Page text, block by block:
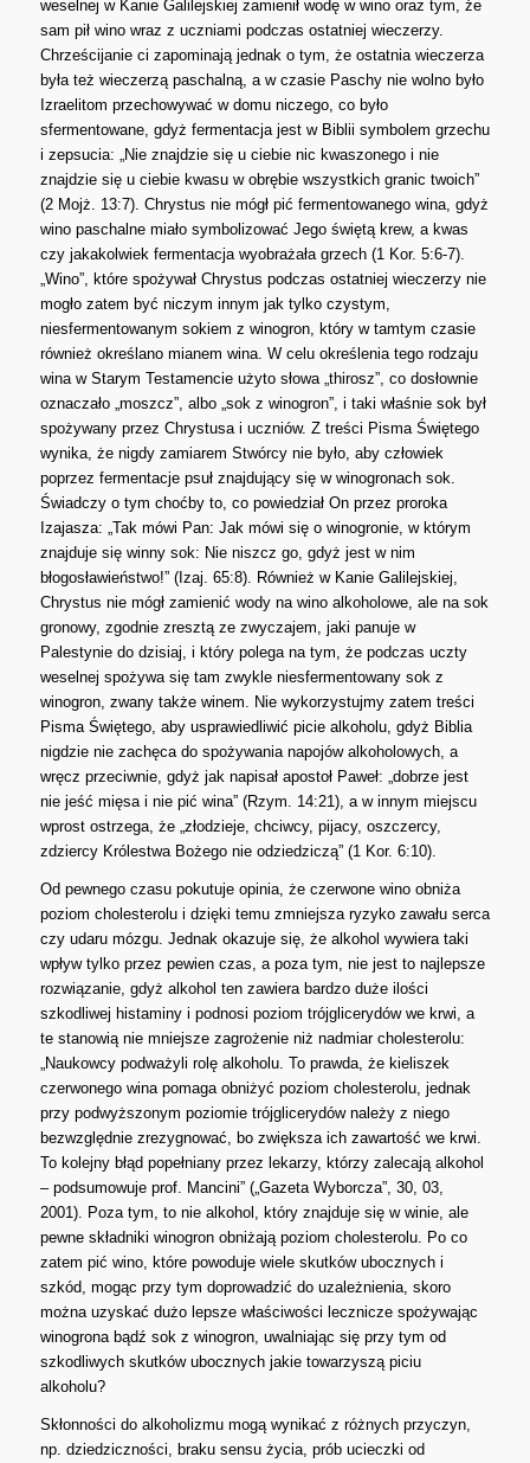
weselnej w Kanie Galilejskiej zamienił wodę w wino oraz tym, że
sam pił wino wraz z uczniami podczas ostatniej wieczerzy.
Chrześcijanie ci zapominają jednak o tym, że ostatnia wieczerza
była też wieczerzą paschalną, a w czasie Paschy nie wolno było
Izraelitom przechowywać w domu niczego, co było
sfermentowane, gdyż fermentacja jest w Biblii symbolem grzechu
i zepsucia: „Nie znajdzie się u ciebie nic kwaszonego i nie
znajdzie się u ciebie kwasu w obrębie wszystkich granic twoich”
(2 Mojż. 13:7). Chrystus nie mógł pić fermentowanego wina, gdyż
wino paschalne miało symbolizować Jego świętą krew, a kwas
czy jakakolwiek fermentacja wyobrażała grzech (1 Kor. 5:6-7).
„Wino”, które spożywał Chrystus podczas ostatniej wieczerzy nie
mogło zatem być niczym innym jak tylko czystym,
niesfermentowanym sokiem z winogron, który w tamtym czasie
również określano mianem wina. W celu określenia tego rodzaju
wina w Starym Testamencie użyto słowa „thirosz”, co dosłownie
oznaczało „moszcz”, albo „sok z winogron”, i taki właśnie sok był
spożywany przez Chrystusa i uczniów. Z treści Pisma Świętego
wynika, że nigdy zamiarem Stwórcy nie było, aby człowiek
poprzez fermentacje psuł znajdujący się w winogronach sok.
Świadczy o tym choćby to, co powiedział On przez proroka
Izajasza: „Tak mówi Pan: Jak mówi się o winogronie, w którym
znajduje się winny sok: Nie niszcz go, gdyż jest w nim
błogosławieństwo!” (Izaj. 65:8). Również w Kanie Galilejskiej,
Chrystus nie mógł zamienić wody na wino alkoholowe, ale na sok
gronowy, zgodnie zresztą ze zwyczajem, jaki panuje w
Palestynie do dzisiaj, i który polega na tym, że podczas uczty
weselnej spożywa się tam zwykle niesfermentowany sok z
winogron, zwany także winem. Nie wykorzystujmy zatem treści
Pisma Świętego, aby usprawiedliwić picie alkoholu, gdyż Biblia
nigdzie nie zachęca do spożywania napojów alkoholowych, a
wręcz przeciwnie, gdyż jak napisał apostoł Paweł: „dobrze jest
nie jeść mięsa i nie pić wina” (Rzym. 14:21), a w innym miejscu
wprost ostrzega, że „złodzieje, chciwcy, pijacy, oszczercy,
zdziercy Królestwa Bożego nie odziedziczą” (1 Kor. 6:10).
Od pewnego czasu pokutuje opinia, że czerwone wino obniża
poziom cholesterolu i dzięki temu zmniejsza ryzyko zawału serca
czy udaru mózgu. Jednak okazuje się, że alkohol wywiera taki
wpływ tylko przez pewien czas, a poza tym, nie jest to najlepsze
rozwiązanie, gdyż alkohol ten zawiera bardzo duże ilości
szkodliwej histaminy i podnosi poziom trójglicerydów we krwi, a
te stanowią nie mniejsze zagrożenie niż nadmiar cholesterolu:
„Naukowcy podważyli rolę alkoholu. To prawda, że kieliszek
czerwonego wina pomaga obniżyć poziom cholesterolu, jednak
przy podwyższonym poziomie trójglicerydów należy z niego
bezwzględnie zrezygnować, bo zwiększa ich zawartość we krwi.
To kolejny błąd popełniany przez lekarzy, którzy zalecają alkohol
– podsumowuje prof. Mancini” („Gazeta Wyborcza”, 30, 03,
2001). Poza tym, to nie alkohol, który znajduje się w winie, ale
pewne składniki winogron obniżają poziom cholesterolu. Po co
zatem pić wino, które powoduje wiele skutków ubocznych i
szkód, mogąc przy tym doprowadzić do uzależnienia, skoro
można uzyskać dużo lepsze właściwości lecznicze spożywając
winogrona bądź sok z winogron, uwalniając się przy tym od
szkodliwych skutków ubocznych jakie towarzyszą piciu
alkoholu?
Skłonności do alkoholizmu mogą wynikać z różnych przyczyn,
np. dziedziczności, braku sensu życia, prób ucieczki od